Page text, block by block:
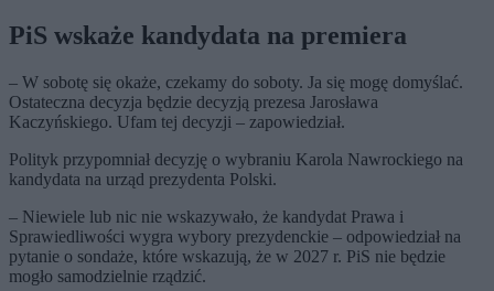
PiS wskaże kandydata na premiera
– W sobotę się okaże, czekamy do soboty. Ja się mogę domyślać.
Ostateczna decyzja będzie decyzją prezesa Jarosława
Kaczyńskiego. Ufam tej decyzji – zapowiedział.
Polityk przypomniał decyzję o wybraniu Karola Nawrockiego na
kandydata na urząd prezydenta Polski.
– Niewiele lub nic nie wskazywało, że kandydat Prawa i
Sprawiedliwości wygra wybory prezydenckie – odpowiedział na
pytanie o sondaże, które wskazują, że w 2027 r. PiS nie będzie
mogło samodzielnie rządzić.